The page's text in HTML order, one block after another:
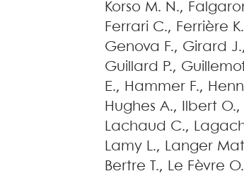
Korso M. N.,
Ferrari C., Ferrière K.
Genova F., Girard J.,
Guillard
P.,
E., Hammer F.,
Hughes A., Ilbert O.,
Lachaud C.,
Lamy L., Langer
Bertre
T., Le Fèvre O.